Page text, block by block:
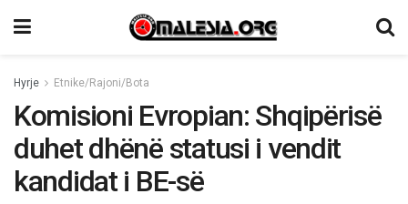
Hyrje Etnike/Rajoni/Bota
Komisioni Evropian: Shqipërisë
duhet dhënë statusi i vendit
kandidat i BE-së